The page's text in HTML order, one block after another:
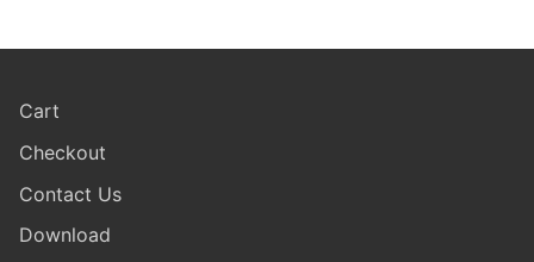
Cart
Checkout
Contact Us
Download